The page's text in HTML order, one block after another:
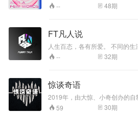
感受他们守业时的
悲欢离合。 方向
一个个鲜活的牛
人。强大又有趣的
灵魂，是这个时代
极为匮乏的珍宝。
把牛人的思维模式
原地复活。 方向
三：财务太美 走到
每一种商业现象的
--
48期
FT凡人说
人生百态，各有所爱。 不同的
--
32期
惊谈奇语
2019年，由大惊、小奇创办的
59
30期